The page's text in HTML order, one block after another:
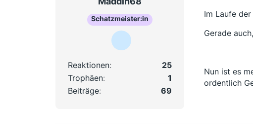
Schatzmeister:in
Reaktionen
25
Trophäen
1
Beiträge
69
Im Laufe
Gerade
Nun ist es
ordentlich